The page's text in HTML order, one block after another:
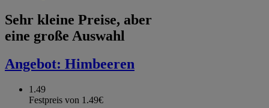
Sehr kleine Preise, aber
eine große Auswahl
Angebot: Himbeeren
1.49
Festpreis von 1.49€